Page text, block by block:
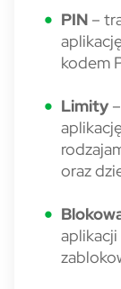
PIN –
kodem
Limity
oraz